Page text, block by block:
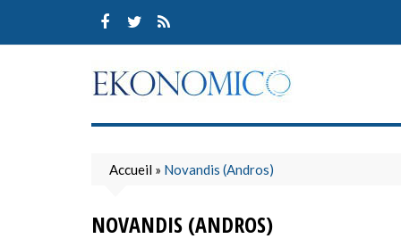
content
Accueil » Novandis (Andros)
NOVANDIS (ANDROS)